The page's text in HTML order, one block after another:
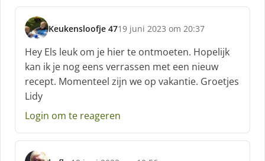
Keukensloofje 47
s
c
h
r
e
e
:
19 juni 2023 om 20:37
Hey Els leuk om je hier te ontmoeten. Hopelijk
kan ik je nog eens verrassen met een nieuw
recept. Momenteel zijn we op vakantie. Groetjes
Lidy
Login om te reageren